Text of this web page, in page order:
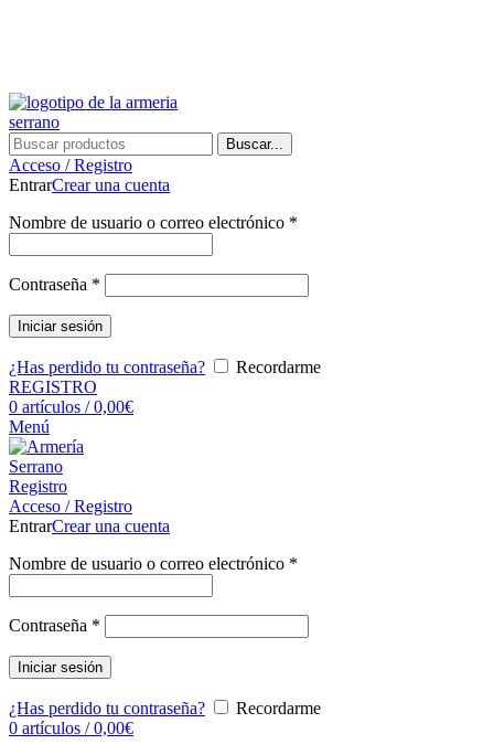
Buscar...
Acceso / Registro
EntrarCrear una cuenta
Nombre de usuario o correo electrónico *
Contraseña *
Iniciar sesión
¿Has perdido tu contraseña?
Recordarme
REGISTRO
0 artículos / 0,00€
Menú
Registro
Acceso / Registro
EntrarCrear una cuenta
Nombre de usuario o correo electrónico *
Contraseña *
Iniciar sesión
¿Has perdido tu contraseña?
Recordarme
0 artículos / 0,00€